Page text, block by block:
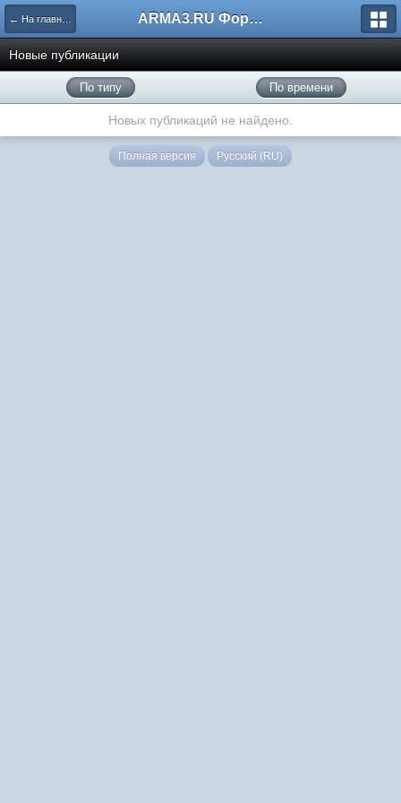
← На главную ARMA3.RU Форум
Новые публикации
По типу По времени
Новых публикаций не найдено.
Полная версия Русский (RU)